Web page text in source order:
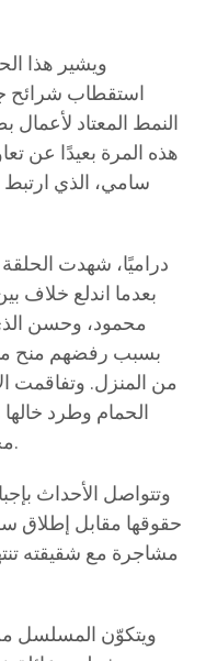
ويشير هذا
استقطاب شرائح
النمط المعتاد
هذه المرة بعيدًا عن
سامي، الذي
دراميًا، شهدت
بعدما اندلع خلاف
محمود، وحسن
بسبب رفضهم منح
من المنزل. وتفاقمت
الحمام وطرد خالها
محضر ضده لكنه يتوفى في الطريق.
وتتواصل الأحداث
حقوقها مقابل إطلاق
مشاجرة مع شقيقته